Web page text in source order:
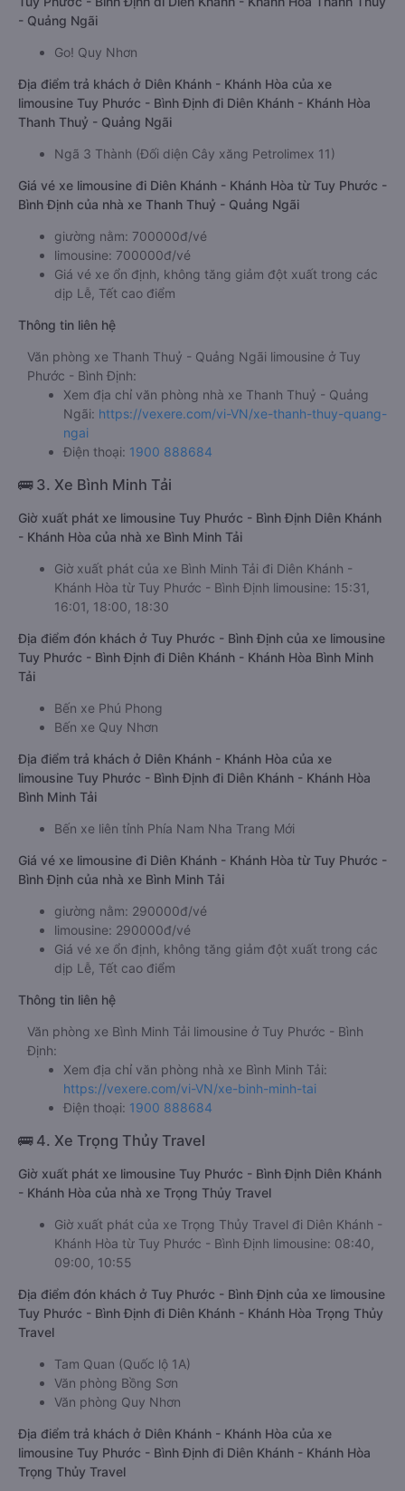
- Quảng Ngãi
Go! Quy Nhơn
Địa điểm trả khách ở Diên Khánh - Khánh Hòa của xe
limousine Tuy Phước - Bình Định đi Diên Khánh - Khánh Hòa
Thanh Thuỷ - Quảng Ngãi
Ngã 3 Thành (Đối diện Cây xăng Petrolimex 11)
Giá vé xe limousine đi Diên Khánh - Khánh Hòa từ Tuy Phước -
Bình Định của nhà xe Thanh Thuỷ - Quảng Ngãi
giường nằm: 700000đ/vé
limousine: 700000đ/vé
Giá vé xe ổn định, không tăng giảm đột xuất trong các
dịp Lễ, Tết cao điểm
Thông tin liên hệ
Văn phòng xe Thanh Thuỷ - Quảng Ngãi limousine ở Tuy
Phước - Bình Định:
Xem địa chỉ văn phòng nhà xe Thanh Thuỷ - Quảng
Ngãi: https://vexere.com/vi-VN/xe-thanh-thuy-quang-
ngai
Điện thoại: 1900 888684
🚌 3. Xe Bình Minh Tải
Giờ xuất phát xe limousine Tuy Phước - Bình Định Diên Khánh
- Khánh Hòa của nhà xe Bình Minh Tải
Giờ xuất phát của xe Bình Minh Tải đi Diên Khánh -
Khánh Hòa từ Tuy Phước - Bình Định limousine: 15:31,
16:01, 18:00, 18:30
Địa điểm đón khách ở Tuy Phước - Bình Định của xe limousine
Tuy Phước - Bình Định đi Diên Khánh - Khánh Hòa Bình Minh
Tải
Bến xe Phú Phong
Bến xe Quy Nhơn
Địa điểm trả khách ở Diên Khánh - Khánh Hòa của xe
limousine Tuy Phước - Bình Định đi Diên Khánh - Khánh Hòa
Bình Minh Tải
Bến xe liên tỉnh Phía Nam Nha Trang Mới
Giá vé xe limousine đi Diên Khánh - Khánh Hòa từ Tuy Phước -
Bình Định của nhà xe Bình Minh Tải
giường nằm: 290000đ/vé
limousine: 290000đ/vé
Giá vé xe ổn định, không tăng giảm đột xuất trong các
dịp Lễ, Tết cao điểm
Thông tin liên hệ
Văn phòng xe Bình Minh Tải limousine ở Tuy Phước - Bình
Định:
Xem địa chỉ văn phòng nhà xe Bình Minh Tải:
https://vexere.com/vi-VN/xe-binh-minh-tai
Điện thoại: 1900 888684
🚌 4. Xe Trọng Thủy Travel
Giờ xuất phát xe limousine Tuy Phước - Bình Định Diên Khánh
- Khánh Hòa của nhà xe Trọng Thủy Travel
Giờ xuất phát của xe Trọng Thủy Travel đi Diên Khánh -
Khánh Hòa từ Tuy Phước - Bình Định limousine: 08:40,
09:00, 10:55
Địa điểm đón khách ở Tuy Phước - Bình Định của xe limousine
Tuy Phước - Bình Định đi Diên Khánh - Khánh Hòa Trọng Thủy
Travel
Tam Quan (Quốc lộ 1A)
Văn phòng Bồng Sơn
Văn phòng Quy Nhơn
Địa điểm trả khách ở Diên Khánh - Khánh Hòa của xe
limousine Tuy Phước - Bình Định đi Diên Khánh - Khánh Hòa
Trọng Thủy Travel